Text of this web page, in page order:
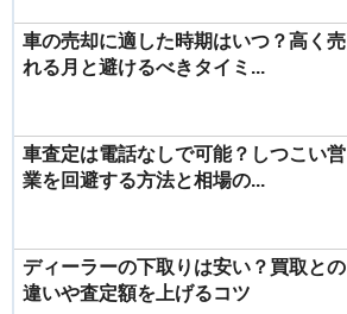
車の売却に適した時期はいつ？高く売
れる月と避けるべきタイミ...
車査定は電話なしで可能？しつこい営
業を回避する方法と相場の...
ディーラーの下取りは安い？買取との
違いや査定額を上げるコツ